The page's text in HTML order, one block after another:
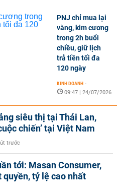
PNJ chỉ mua lại
vàng, kim cương
trong 2h buổi
chiều, giữ lịch
trả tiền tối đa
120 ngày
KINH DOANH -
09:47 | 24/07/2026
siêu thị tại Thái Lan,
chiến’ tại Việt Nam
trước
tới: Masan Consumer,
quyền, tỷ lệ cao nhất